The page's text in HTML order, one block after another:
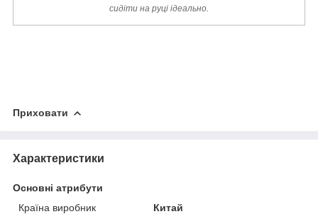
сидіти на руці ідеально.
Приховати
Характеристики
Основні атрибути
Країна виробник
Китай